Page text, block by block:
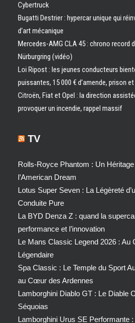
Cybertruck
Bugatti Destrier : hypercar unique qui
d’art mécanique
Mercedes-AMG CLA 45 : chrono record
Nürburgring (vidéo)
Loi Ripost : les jeunes conducteurs
puissantes, 15 000 € d’amende, prison
Citroën, Fiat et Opel : la direction
provoquer un incendie, rappel massif
TV
Rolls-Royce Phantom : Un
l’American Dream
Lotus Super Seven : La Légèreté
Conduite Pure
La BYD Denza Z : quand la
performance et l’innovation
Le Mans Classic Legend 2026 : Au
Légendaire
Spa Classic : Le Temple du Sport
au Cœur des Ardennes
Lamborghini Diablo GT : Le Diable
Séquoias
Lamborghini Urus SE Performante